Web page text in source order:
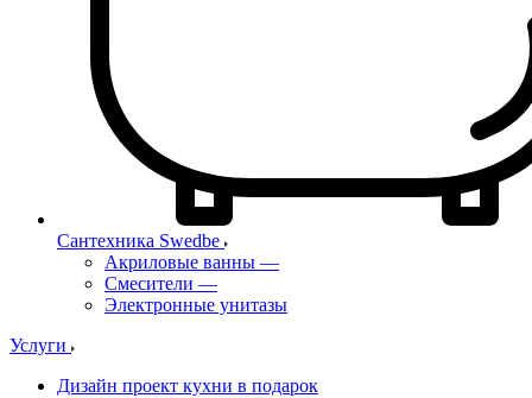
Сантехника Swedbe
Акриловые ванны —
Смесители —
Электронные унитазы
Услуги
Дизайн проект кухни в подарок